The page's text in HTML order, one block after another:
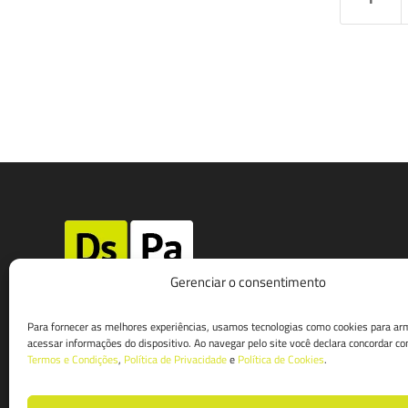
Gerenciar o consentimento
Para fornecer as melhores experiências, usamos tecnologias como cookies para
acessar informações do dispositivo. Ao navegar pelo site você declara concordar
Termos e Condições, Política de Privacidadee Política de Cookies.
av. ana costa, 59 sala 12/13 | santos
t. 13 3221-2599